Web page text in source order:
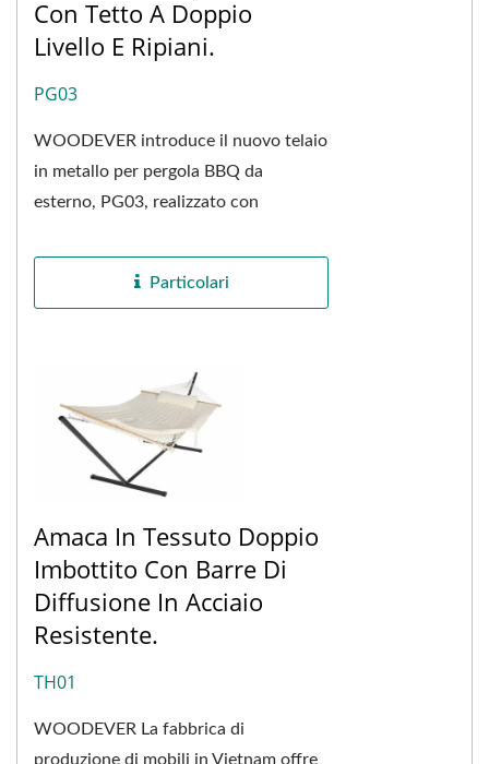
Con Tetto A Doppio
Livello E Ripiani.
PG03
WOODEVER introduce il nuovo telaio
in metallo per pergola BBQ da
esterno, PG03, realizzato con
sottoposto a rigorosi...
Particolari
Amaca In Tessuto Doppio
Imbottito Con Barre Di
Diffusione In Acciaio
Resistente.
TH01
WOODEVER La fabbrica di
produzione di mobili in Vietnam offre